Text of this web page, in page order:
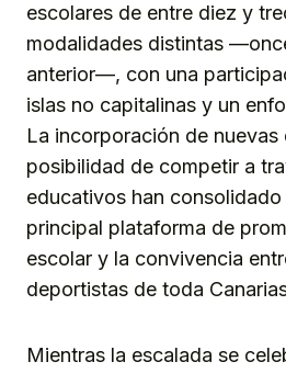
escolares de entre diez y
modalidades distintas
anterior—, con una
islas no capitalinas y un
La incorporación de nuevas
posibilidad de competir a
educativos han
principal plataforma de
escolar y la convivencia
deportistas de toda
Mientras la escalada se